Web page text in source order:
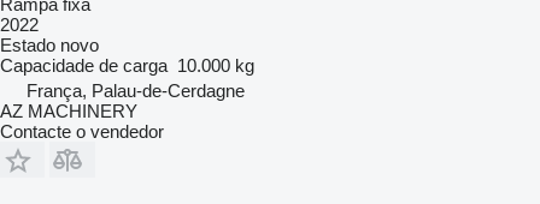
2022
Estado novo
Capacidade de carga 10.000 kg
França, Palau-de-Cerdagne
AZ MACHINERY
Contacte o vendedor